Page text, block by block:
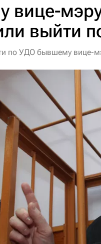
вице-
выйти
по УДО бывшему вице-